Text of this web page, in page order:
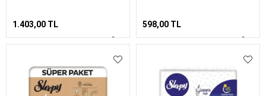
1.403,00 TL 598,00 TL